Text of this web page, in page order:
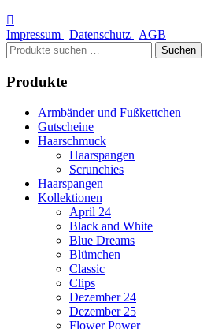
Impressum | Datenschutz | AGB
Suchen
nach:
Suchen
Produkte
Armbänder und Fußkettchen
Gutscheine
Haarschmuck
Haarspangen
Scrunchies
Haarspangen
Kollektionen
April 24
Black and White
Blue Dreams
Blümchen
Classic
Clips
Dezember 24
Dezember 25
Flower Power